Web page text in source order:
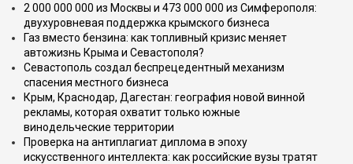
2 000 000 000 из Москвы и 473 000 000 из Симферополя:
двухуровневая поддержка крымского бизнеса
Газ вместо бензина: как топливный кризис меняет
автожизнь Крыма и Севастополя?
Севастополь создал беспрецедентный механизм
спасения местного бизнеса
Крым, Краснодар, Дагестан: география новой винной
рекламы, которая охватит только южные
винодельческие территории
Проверка на антиплагиат диплома в эпоху
искусственного интеллекта: как российские вузы тратят